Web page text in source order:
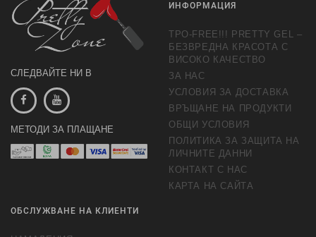
СЛЕДВАЙТЕ НИ В
МЕТОДИ ЗА ПЛАЩАНЕ
ИНФОРМАЦИЯ
TPO-FREE!!! PRETTY GEL –
БЕЗВРЕДНА КРАСОТА С
ВИСОКО КАЧЕСТВО
ЗА НАС
УСЛОВИЯ ЗА ДОСТАВКА
ВРЪЩАНЕ НА ПРОДУКТИ
ОБЩИ УСЛОВИЯ
ПОЛИТИКА ЗА ЗАЩИТА НА
ЛИЧНИТЕ ДАННИ
КОНТАКТ С НАС
КАРТА НА САЙТА
ОБСЛУЖВАНЕ НА КЛИЕНТИ